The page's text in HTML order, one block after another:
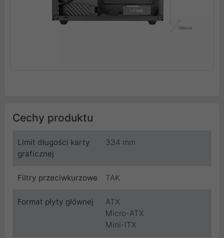
Cechy produktu
Limit długości karty
graficznej
334 mm
Filtry przeciwkurzowe TAK
Format płyty głównej
ATX
Micro-ATX
Mini-ITX